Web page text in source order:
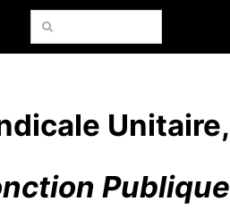
Rechercher:
Unitaire,
Publique